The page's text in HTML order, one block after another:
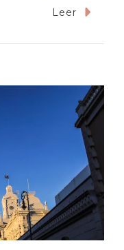
Ciudades
Bala
Para
Comandante
Leer